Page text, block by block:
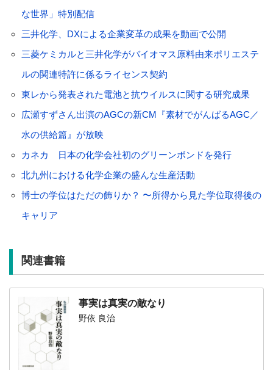
な世界」特別配信
三井化学、DXによる企業変革の成果を動画で公開
三菱ケミカルと三井化学がバイオマス原料由来ポリエステ
ルの関連特許に係るライセンス契約
東レから発表された電池と抗ウイルスに関する研究成果
広瀬すずさん出演のAGCの新CM『素材でがんばるAGC／
水の供給篇』が放映
カネカ 日本の化学会社初のグリーンボンドを発行
北九州における化学企業の盛んな生産活動
博士の学位はただの飾りか？ 〜所得から見た学位取得後の
キャリア
関連書籍
事実は真実の敵なり
野依 良治